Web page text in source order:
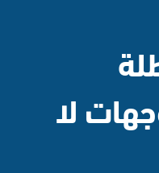
2024: وجهات لا